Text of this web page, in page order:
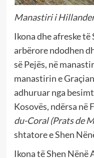
Manastiri i
Ikona dhe afreske
arbërore ndodhen
së Pejës, në
manastirin e
adhuruar nga
Kosovës, ndërsa në
du-Coral (Prats de
shtatore e Shen
Ikona të Shen Nënë